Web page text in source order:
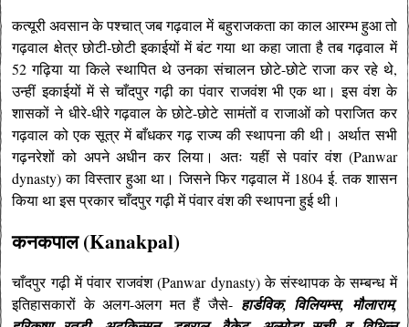
कत्यूरी अवसान के पश्चात् जब गढ़वाल में बहुराजकता का काल आरम्भ हुआ तो
गढ़वाल क्षेत्र छोटी-छोटी इकाईयों में बंट गया था कहा जाता है तब गढ़वाल में
52 गढ़िया या किले स्थापित थे उनका संचालन छोटे-छोटे राजा कर रहे थे,
उन्हीं इकाईयों में से चाँदपुर गढ़ी का पंवार राजवंश भी एक था। इस वंश के
शासकों ने धीरे-धीरे गढ़वाल के छोटे-छोटे सामंतों व राजाओं को पराजित कर
गढ़वाल को एक सूत्र में बाँधकर गढ़ राज्य की स्थापना की थी। अर्थात सभी
गढ़नरेशों को अपने अधीन कर लिया। अतः यहीं से पवांर वंश (Panwar
dynasty) का विस्तार हुआ था। जिसने फिर गढ़वाल में 1804 ई. तक शासन
किया था इस प्रकार चाँदपुर गढ़ी में पंवार वंश की स्थापना हुई थी।
कनकपाल (Kanakpal)
चाँदपुर गढ़ी में पंवार राजवंश (Panwar dynasty) के संस्थापक के सम्बन्ध में
इतिहासकारों के अलग-अलग मत हैं जैसे- हार्डविक, विलियम्स, मौलाराम,